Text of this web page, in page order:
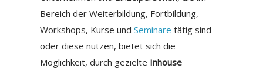
Bereich der Weiterbildung, Fortbildung,
Workshops, Kurse und Seminare tätig sind
oder diese nutzen, bietet sich die
Möglichkeit, durch gezielte Inhouse